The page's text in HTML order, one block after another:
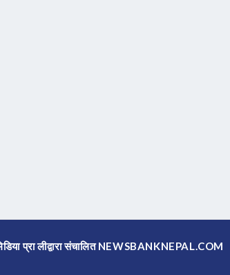
प्रा लीद्वारा संचालित NEWSBANKNEPAL.COM